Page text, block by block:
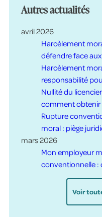
Autres actualités
avril 2026
Harcèlement
défendre face
Harcèlement
responsabilité
Nullité du
comment obtenir
Rupture
moral : piège
mars 2026
Mon employeur
conventionnelle :
Voir